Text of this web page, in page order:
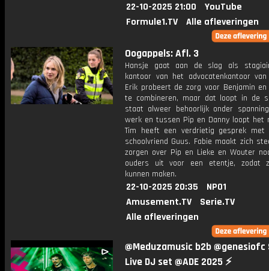
22-10-2025 21:00
YouTube
Formule1.TV
Alle afleveringen
Oogappels: Afl. 3
Hansje gaat aan de slag als
kantoor van het advocatenkantoor
Erik probeert de zorg voor Benjamin
te combineren, maar dat loopt in de
staat alweer behoorlijk onder
werk en tussen Pip en Danny loopt het
Tim heeft een verdrietig gesprek met
schoolvriend Guus. Fabie maakt zich
zorgen over Pip en Lieke en Wouter
ouders uit voor een etentje, zodat
kunnen maken.
22-10-2025 20:35
NPO1
Amusement.TV
Serie.TV
Alle afleveringen
@Meduzamusic b2b @genesiofc
Live DJ set @ADE 2025 ⚡